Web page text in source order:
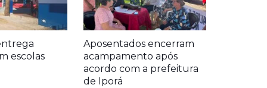
escolas
Aposentados encerram
acampamento após
acordo com a prefeitura
de Iporá